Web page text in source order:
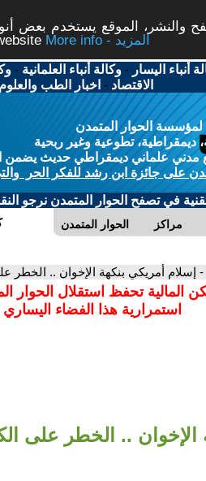
والنشر، الموقع يستخدم بعض
More info - المزيد
أنباء اليسار -وكالة أنباء العلمانية -
الاقتصاد - اخبار الطب والعلوم
لمؤسسة الحوار المتمدن
ديمقراطية، تطوعية وغير ربحية
علماني ديمقراطي حديث يضمن
على جائزة ابن رشد للفكر الحر
في تصفح الحوار المتمدن نرجو
الحوار المتمدن مراكز
- إسلام أمريكي بنكهة الإخوان .. الخطر
المالية تحفظ استقلال الحوار
استمرارية هذا الفضاء اليساري
الإخوان .. الخطر على